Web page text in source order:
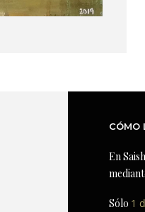
CÓMO
En
Sólo 1